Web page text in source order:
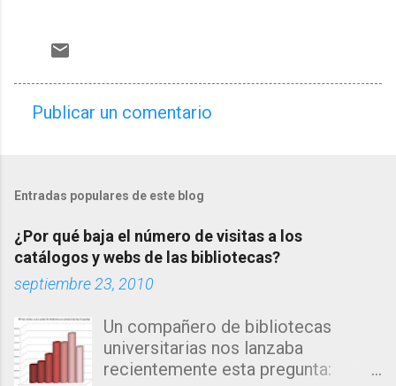
e
t
a
i
Publicar un comentario
Entradas populares de este blog
¿Por qué baja el número de visitas a los
catálogos y webs de las bibliotecas?
septiembre 23, 2010
Un compañero de bibliotecas
universitarias nos lanzaba
recientemente esta pregunta: